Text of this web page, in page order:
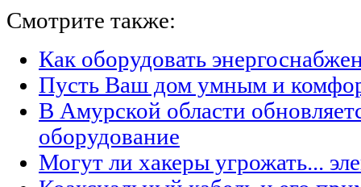
Смотрите также:
Как оборудовать
Пусть Ваш дом умным и
В Амурской области
оборудование
Могут ли хакеры угрожать...